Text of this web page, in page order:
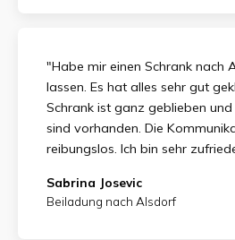
"Habe mir einen Schrank nach
lassen. Es hat alles sehr gut
Schrank ist ganz geblieben
sind vorhanden. Die
reibungslos. Ich bin sehr
Sabrina Josevic
Beiladung nach Alsdorf